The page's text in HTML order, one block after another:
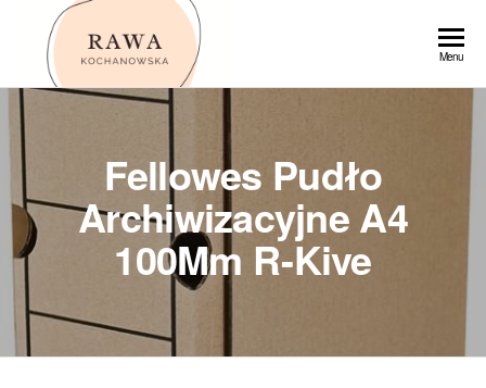
Przejdź
Menu
Fellowes Pudło
Archiwizacyjne A4
100Mm R-Kive